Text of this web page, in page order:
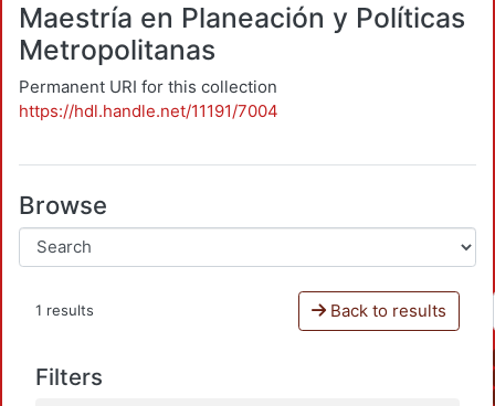
Maestría en Planeación y Políticas
Metropolitanas
Permanent URI for this collection
https://hdl.handle.net/11191/7004
Browse
1 results Back to results
Filters